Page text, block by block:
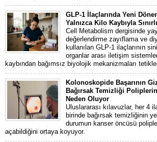
GLP-1 İlaçlarında Yeni
Yalnızca Kilo Kaybıyla
Cell Metabolism dergisinde
değerlendirme zayıflama ve
kullanılan GLP-1 ilaçlarının
organlar arası iletişim
kaybından bağımsız biyolojik mekanizmaları
Kolonoskopide Başarının
Bağırsak Temizliği
Neden Oluyor
Uluslararası kılavuzlar, her 4
birinde bağırsak temizliğinin
durumun kanser öncüsü
açabildiğini ortaya koyuyor.